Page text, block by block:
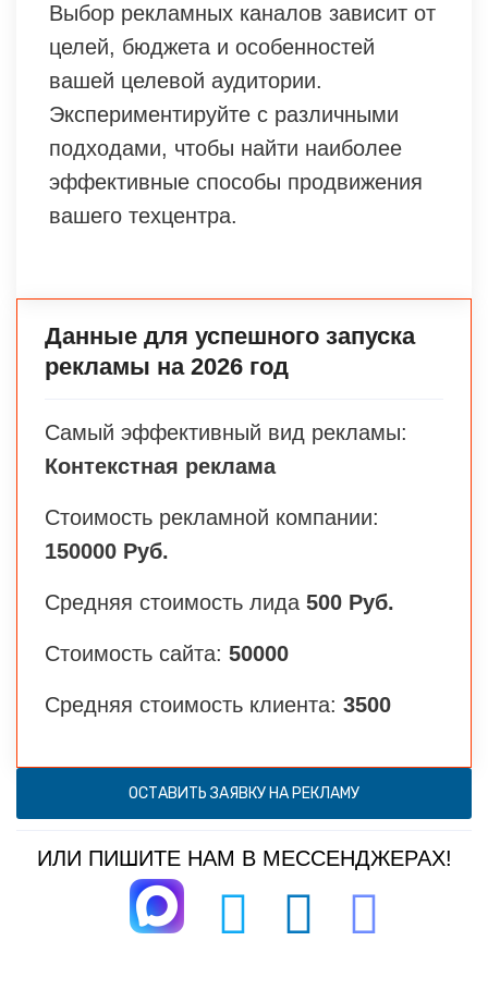
Выбор рекламных каналов зависит от
целей, бюджета и особенностей
вашей целевой аудитории.
Экспериментируйте с различными
подходами, чтобы найти наиболее
эффективные способы продвижения
вашего техцентра.
Данные для успешного запуска
рекламы на 2026 год
Самый эффективный вид рекламы:
Контекстная реклама
Стоимость рекламной компании:
150000 Руб.
Средняя стоимость лида 500 Руб.
Стоимость сайта: 50000
Средняя стоимость клиента: 3500
ОСТАВИТЬ ЗАЯВКУ НА РЕКЛАМУ
ИЛИ ПИШИТЕ НАМ В МЕССЕНДЖЕРАХ!